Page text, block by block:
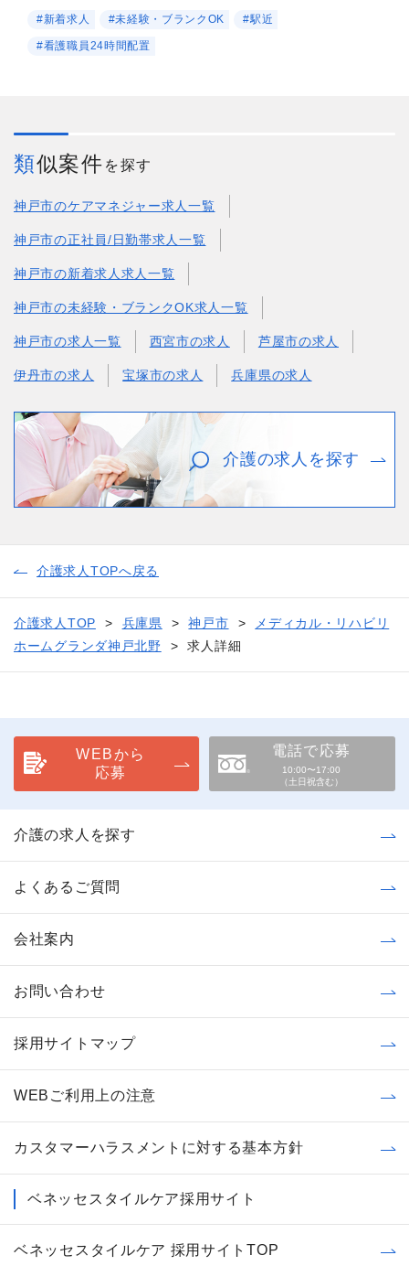
#新着求人 #未経験・ブランクOK #駅近
#看護職員24時間配置
類似案件 を探す
神戸市のケアマネジャー求人一覧
神戸市の正社員/日勤帯求人一覧
神戸市の新着求人求人一覧
神戸市の未経験・ブランクOK求人一覧
神戸市の求人一覧 西宮市の求人 芦屋市の求人
伊丹市の求人 宝塚市の求人 兵庫県の求人
介護の求人を探す
介護求人TOPへ戻る
介護求人TOP 兵庫県 神戸市
メディカル・リハビリ
ホームグランダ神戸北野
求人詳細
WEBから
応募
電話で応募
10:00〜17:00
（土日祝含む）
介護の求人を探す
よくあるご質問
会社案内
お問い合わせ
採用サイトマップ
WEBご利用上の注意
カスタマーハラスメントに対する基本方針
ベネッセスタイルケア採用サイト
ベネッセスタイルケア 採用サイトTOP